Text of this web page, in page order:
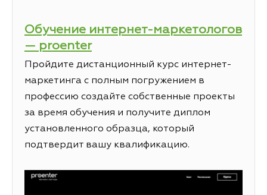
Обучение интернет-маркетологов
— proenter
Пройдите дистанционный курс интернет-
маркетинга с полным погружением в
профессию создайте собственные проекты
за время обучения и получите диплом
установленного образца, который
подтвердит вашу квалификацию.